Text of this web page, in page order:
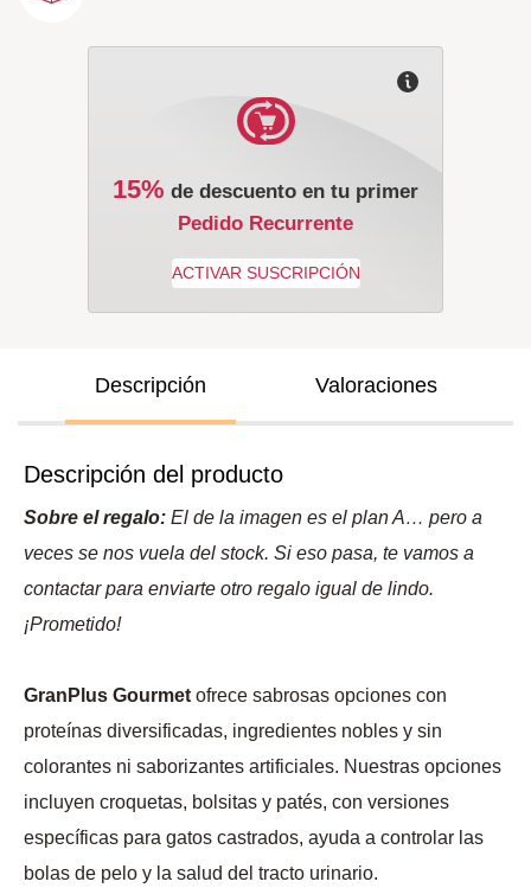
15% de descuento en tu primer
Pedido Recurrente
Descripción Valoraciones
Descripción del producto
Sobre el regalo: El de la imagen es el plan A… pero a
veces se nos vuela del stock. Si eso pasa, te vamos a
contactar para enviarte otro regalo igual de lindo.
¡Prometido!
GranPlus Gourmet ofrece sabrosas opciones con
proteínas diversificadas, ingredientes nobles y sin
colorantes ni saborizantes artificiales. Nuestras opciones
incluyen croquetas, bolsitas y patés, con versiones
específicas para gatos castrados, ayuda a controlar las
bolas de pelo y la salud del tracto urinario.